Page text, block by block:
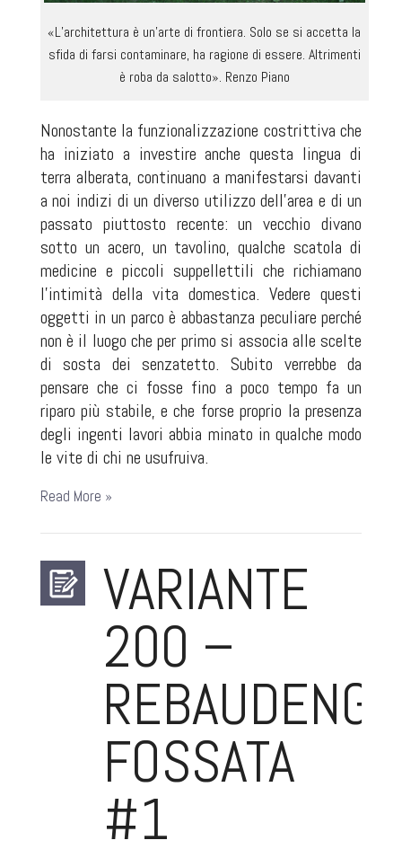
«L’architettura è un’arte di frontiera. Solo se si accetta la
sfida di farsi contaminare, ha ragione di essere. Altrimenti
è roba da salotto». Renzo Piano
Nonostante la funzionalizzazione costrittiva che
ha iniziato a investire anche questa lingua di
terra alberata, continuano a manifestarsi davanti
a noi indizi di un diverso utilizzo dell'area e di un
passato piuttosto recente: un vecchio divano
sotto un acero, un tavolino, qualche scatola di
medicine e piccoli suppellettili che richiamano
l'intimità della vita domestica. Vedere questi
oggetti in un parco è abbastanza peculiare perché
non è il luogo che per primo si associa alle scelte
di sosta dei senzatetto. Subito verrebbe da
pensare che ci fosse fino a poco tempo fa un
riparo più stabile, e che forse proprio la presenza
degli ingenti lavori abbia minato in qualche modo
le vite di chi ne usufruiva.
Read More »
VARIANTE
200 –
REBAUDENGO
FOSSATA
#1